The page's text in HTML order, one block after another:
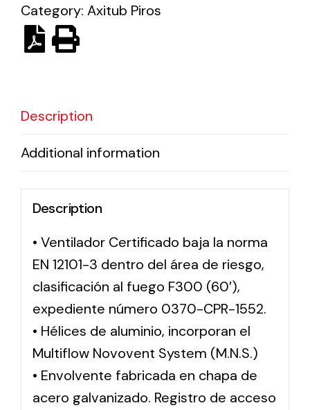
Solar lighting
Category: Axitub Piros
Description
Additional information
Description
• Ventilador Certificado baja la norma
EN 12101-3 dentro del área de riesgo,
clasificación al fuego F300 (60′),
expediente número 0370-CPR-1552.
• Hélices de aluminio, incorporan el
Multiflow Novovent System (M.N.S.)
• Envolvente fabricada en chapa de
acero galvanizado. Registro de acceso